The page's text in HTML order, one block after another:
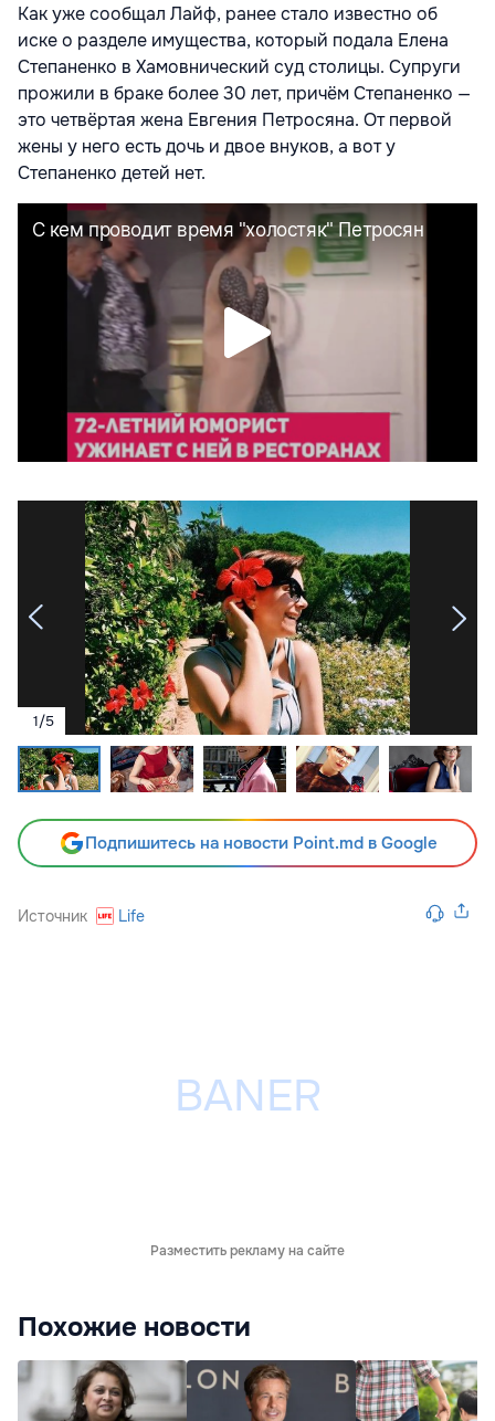
Как уже сообщал Лайф, ранее стало известно об
иске о разделе имущества, который подала Елена
Степаненко в Хамовнический суд столицы. Супруги
прожили в браке более 30 лет, причём Степаненко —
это четвёртая жена Евгения Петросяна. От первой
жены у него есть дочь и двое внуков, а вот у
Степаненко детей нет.
1/5
Подпишитесь на новости Point.md в Google
Источник Life
Разместить рекламу на сайте
Похожие новости